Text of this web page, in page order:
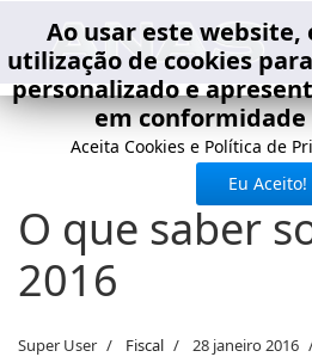
O que saber
2016
Super User Fiscal 28 janeiro 2016
Ao usar este website,
utilização de cookies
personalizado e
em conformidade
Aceita Cookies e Política de
Eu Aceito!